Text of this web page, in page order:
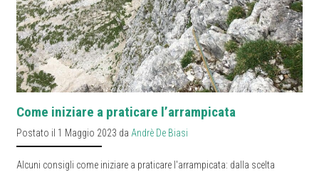
Come iniziare a praticare l’arrampicata
Postato il 1 Maggio 2023 da Andrè De Biasi
Alcuni consigli come iniziare a praticare l'arrampicata: dalla scelta